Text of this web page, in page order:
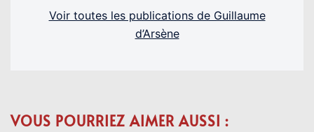
Voir toutes les publications de Guillaume
d’Arsène
VOUS POURRIEZ AIMER AUSSI :